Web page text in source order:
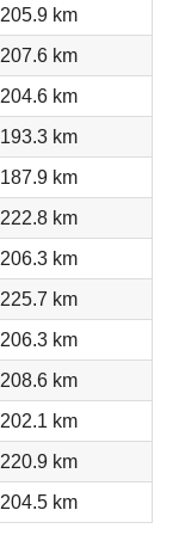
205.9 km
207.6 km
204.6 km
193.3 km
187.9 km
222.8 km
206.3 km
225.7 km
206.3 km
208.6 km
202.1 km
220.9 km
204.5 km